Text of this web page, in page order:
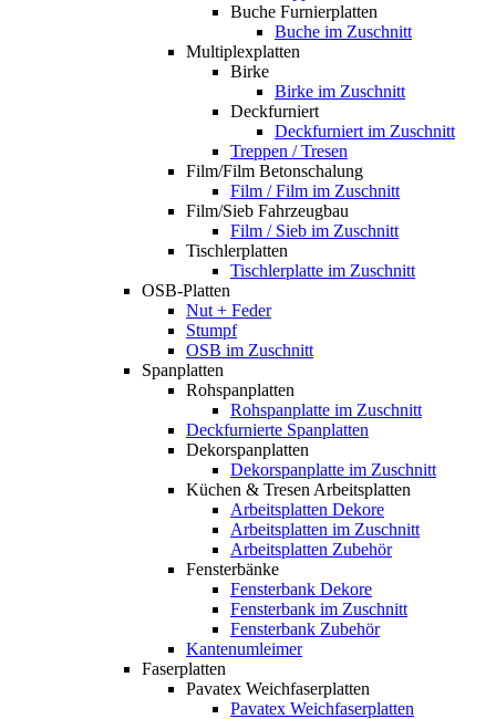
Buche Furnierplatten
Buche im Zuschnitt
Multiplexplatten
Birke
Birke im Zuschnitt
Deckfurniert
Deckfurniert im Zuschnitt
Treppen / Tresen
Film/Film Betonschalung
Film / Film im Zuschnitt
Film/Sieb Fahrzeugbau
Film / Sieb im Zuschnitt
Tischlerplatten
Tischlerplatte im Zuschnitt
OSB-Platten
Nut + Feder
Stumpf
OSB im Zuschnitt
Spanplatten
Rohspanplatten
Rohspanplatte im Zuschnitt
Deckfurnierte Spanplatten
Dekorspanplatten
Dekorspanplatte im Zuschnitt
Küchen & Tresen Arbeitsplatten
Arbeitsplatten Dekore
Arbeitsplatten im Zuschnitt
Arbeitsplatten Zubehör
Fensterbänke
Fensterbank Dekore
Fensterbank im Zuschnitt
Fensterbank Zubehör
Kantenumleimer
Faserplatten
Pavatex Weichfaserplatten
Pavatex Weichfaserplatten